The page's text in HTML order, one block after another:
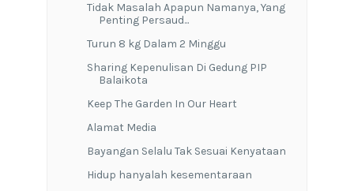
Tidak Masalah Apapun Namanya, Yang
Penting Persaud...
Turun 8 kg Dalam 2 Minggu
Sharing Kepenulisan Di Gedung PIP
Balaikota
Keep The Garden In Our Heart
Alamat Media
Bayangan Selalu Tak Sesuai Kenyataan
Hidup hanyalah kesementaraan